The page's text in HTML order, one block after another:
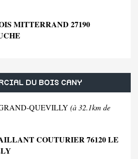
MITTERRAND 27190
DU BOIS CANY
QUEVILLY (à 32.1km de
COUTURIER 76120 LE